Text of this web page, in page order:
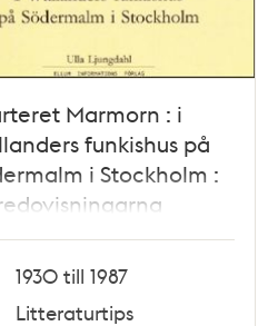
Marmorn : i
funkishus på
i Stockholm :
om åren 1930-
i HSB:s
1930 till 1987
Litteraturtips